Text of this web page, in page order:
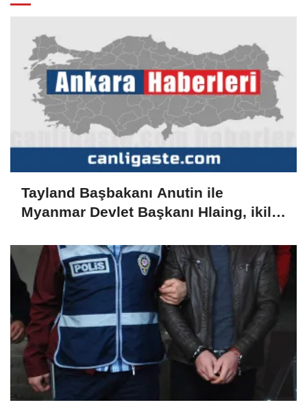
Tayland Başbakanı Anutin ile
Myanmar Devlet Başkanı Hlaing, ikili